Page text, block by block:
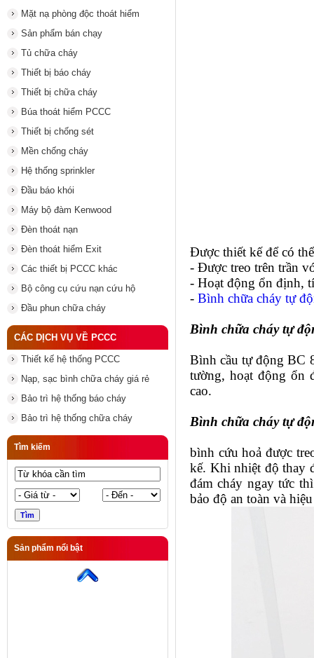
Mặt nạ phòng độc thoát hiểm
Sản phẩm bán chạy
Tủ chữa cháy
Thiết bị báo cháy
Thiết bị chữa cháy
Búa thoát hiểm PCCC
Thiết bị chống sét
Mền chống cháy
Hệ thống sprinkler
Đầu báo khói
Máy bộ đàm Kenwood
Đèn thoát nạn
Đèn thoát hiểm Exit
Các thiết bị PCCC khác
Bộ công cụ cứu nạn cứu hộ
Đầu phun chữa cháy
CÁC DỊCH VỤ VỀ PCCC
Thiết kế hệ thống PCCC
Nạp, sạc bình chữa cháy giá rẻ
Bảo trì hệ thống báo cháy
Bảo trì hệ thống chữa cháy
Tìm kiếm
Sản phẩm nổi bật
Trung tâm báo cháy 10 kênh
Yunyang (mã hàng YF-1G-
10L) ABS
Được thiết kế để có
- Được treo trên trần
- Hoạt động ổn định,
- Bình chữa cháy tự
Bình chữa cháy tự
Bình cầu tự động BC
tường, hoạt động ổn
cao.
Bình chữa cháy tự
bình cứu hoả được
kế. Khi nhiệt độ thay
đám cháy ngay tức
bảo độ an toàn và